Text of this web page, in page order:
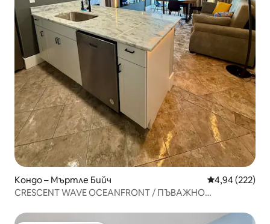
Кондо – Мъртле Бийч Средна
4,94 (222)
CRESCENT WAVE OCEANFRONT / ПЪВАЖНО